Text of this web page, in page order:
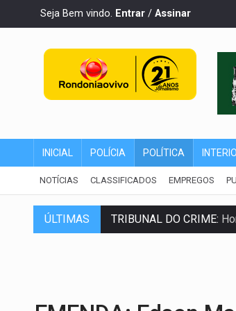
Seja Bem vindo. Entrar / Assinar
INICIAL POLÍCIA POLÍTICA
NOTÍCIAS CLASSIFICADOS EMPREGOS
ÚLTIMAS
TRIBUNAL DO CRIME:
VÍDEO:Perseguição é